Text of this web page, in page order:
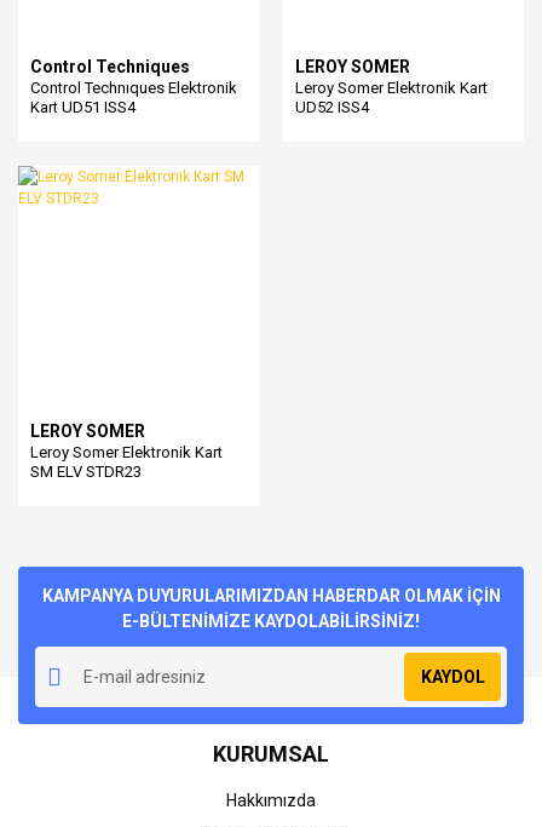
Control Techniques
Control Technıques Elektronik
Kart UD51 ISS4
LEROY SOMER
Leroy Somer Elektronik Kart
UD52 ISS4
LEROY SOMER
Leroy Somer Elektronik Kart
SM ELV STDR23
KAMPANYA DUYURULARIMIZDAN HABERDAR OLMAK İÇİN
E-BÜLTENİMİZE KAYDOLABİLİRSİNİZ!
KAYDOL
KURUMSAL
Hakkımızda